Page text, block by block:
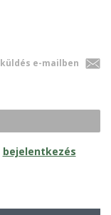
küldés e-mailben
bejelentkezés